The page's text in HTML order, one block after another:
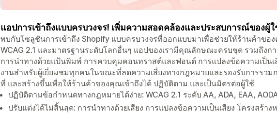
แอปการเข้าถึงแบบครบวงจร! เพิ่มความสอดคล้องและประสบการณ์ของผู้ใ
พบกับโซลูชันการเข้าถึง Shopify แบบครบวงจรที่ออกแบบมาเพื่อช่วยให้ร้านค้าขอ
WCAG 2.1 และมาตรฐานระดับโลกอื่นๆ แอปของเรามีคุณลักษณะครบชุด รวมถึงก
การนำทางด้วยแป้นพิมพ์ การควบคุมคอนทราสต์และฟอนต์ การแปลงข้อความเป็นเ
งานสำหรับผู้เยี่ยมชมทุกคนในขณะที่ลดความเสี่ยงทางกฎหมายและรองรับการรวม
ที่ และสร้างขึ้นเพื่อให้ร้านค้าของคุณเข้าถึงได้ ปฏิบัติตาม และเป็นมิตรต่อผู้ใช้
ปฏิบัติตามข้อกำหนดทางกฎหมายได้ง่าย: WCAG 2.1 ระดับ AA, ADA, EAA,
ปรับแต่งได้ไม่สิ้นสุด: การนำทางด้วยเสียง การแปลงข้อความเป็นเสียง โครงสร้าง